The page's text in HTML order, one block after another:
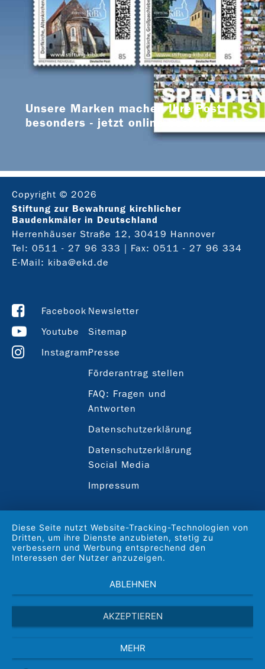
Unsere Marken machen Ihre Post
besonders - jetzt online bestellen
Copyright © 2026
Stiftung zur Bewahrung kirchlicher
Baudenkmäler in Deutschland
Herrenhäuser Straße 12, 30419 Hannover
Tel: 0511 - 27 96 333
| Fax: 0511 - 27 96 334
E-Mail: kiba@ekd.de
Facebook
Youtube
Instagram
Newsletter
Sitemap
Presse
Förderantrag stellen
FAQ: Fragen und
Antworten
Datenschutzerklärung
Datenschutzerklärung
Social Media
Impressum
Diese Seite nutzt Website-Tracking-Technologien von
Dritten, um ihre Dienste anzubieten, stetig zu
verbessern und Werbung entsprechend den
Interessen der Nutzer anzuzeigen.
ABLEHNEN
AKZEPTIEREN
MEHR